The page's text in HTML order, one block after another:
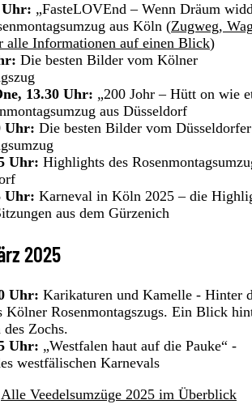
Uhr: „FasteLOVEnd – Wenn Dräum
aus Köln (Zugweg,
alle Informationen auf einen Blick)
Die besten Bilder vom Kölner
13.30 Uhr: „200 Johr – Hütt on wie
aus Düsseldorf
Uhr: Die besten Bilder vom Düsseldorfer
Uhr: Highlights des
Uhr: Karneval in Köln 2025 – die
aus dem Gürzenich
2025
Uhr: Karikaturen und Kamelle - Hinter
Kölner Rosenmontagszugs. Ein Blick
Zochs.
Uhr: „Westfalen haut auf die Pauke“ -
westfälischen Karnevals
Alle Veedelsumzüge 2025 im Überblick